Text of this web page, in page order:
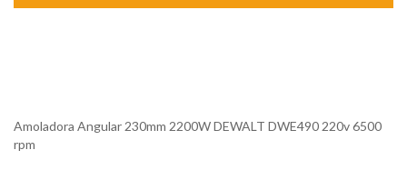
Amoladora Angular 230mm 2200W DEWALT DWE490 220v 6500
rpm